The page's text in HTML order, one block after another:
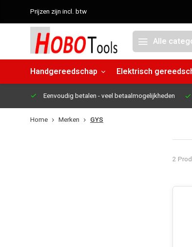
Prijzen zijn incl. btw
Alle
Handgereedschap Elektrisch
Eenvoudig betalen - veel betaalmogelijkheden
Home Merken GYS
2